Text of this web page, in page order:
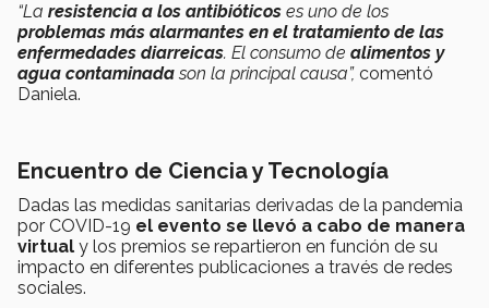
“La resistencia a los antibióticos es uno de los
problemas más alarmantes en el tratamiento de las
enfermedades diarreicas. El consumo de alimentos y
agua contaminadason la principal causa”, comentó
Daniela.
Encuentro de Ciencia y Tecnología
Dadas las medidas sanitarias derivadas de la pandemia
por COVID-19 el evento se llevó a cabo de manera
virtual y los premios se repartieron en función de su
impacto en diferentes publicaciones a través de redes
sociales.